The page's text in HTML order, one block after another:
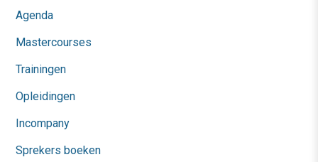
Agenda
Mastercourses
Trainingen
Opleidingen
Incompany
Sprekers boeken